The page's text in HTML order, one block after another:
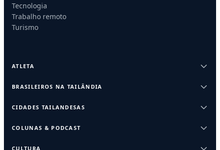
Tecnologia
Trabalho remoto
Turismo
ATLETA
BRASILEIROS NA TAILÂNDIA
CIDADES TAILANDESAS
COLUNAS & PODCAST
CULTURA